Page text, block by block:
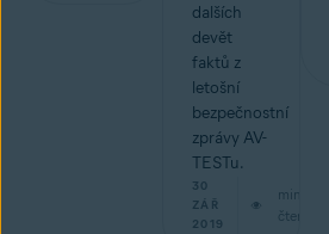
dalších
devět
faktů z
letošní
bezpečnostní
zprávy AV-
TESTu.
30
ZÁŘ
2019
min
čtení